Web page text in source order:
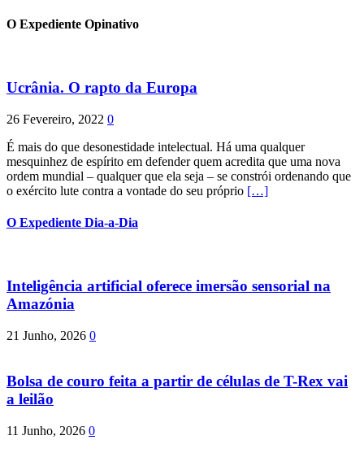
O Expediente Opinativo
Ucrânia. O rapto da Europa
26 Fevereiro, 2022 0
É mais do que desonestidade intelectual. Há uma qualquer
mesquinhez de espírito em defender quem acredita que uma nova
ordem mundial – qualquer que ela seja – se constrói ordenando que
o exército lute contra a vontade do seu próprio […]
O Expediente Dia-a-Dia
Inteligência artificial oferece imersão sensorial na
Amazónia
21 Junho, 2026 0
Bolsa de couro feita a partir de células de T-Rex vai
a leilão
11 Junho, 2026 0